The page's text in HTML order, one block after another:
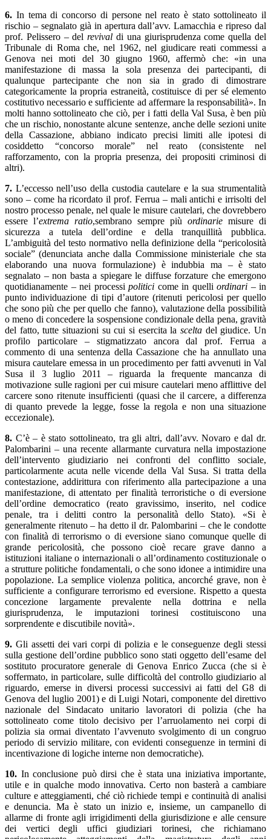
6. In tema di concorso di persone nel reato è stato sottolineato il
rischio – segnalato già in apertura dall’avv. Lamacchia e ripreso dal
prof. Pelissero – delrevival di una giurisprudenza come quella del
Tribunale di Roma che, nel 1962, nel giudicare reati commessi a
Genova nei moti del 30 giugno 1960, affermò che: «in una
manifestazione di massa la sola presenza dei partecipanti, di
qualunque partecipante che non sia in grado di dimostrare
categoricamente la propria estraneità, costituisce di per sé elemento
costitutivo necessario e sufficiente ad affermare la responsabilità». In
molti hanno sottolineato che ciò, per i fatti della Val Susa, è ben più
che un rischio, nonostante alcune sentenze, anche delle sezioni unite
della Cassazione, abbiano indicato precisi limiti alle ipotesi di
cosiddetto “concorso morale” nel reato (consistente nel
rafforzamento, con la propria presenza, dei propositi criminosi di
altri).
7. L’eccesso nell’uso della custodia cautelare e la sua strumentalità
sono – come ha ricordato il prof. Ferrua – mali antichi e irrisolti del
nostro processo penale, nel quale le misure cautelari, che dovrebbero
essere l’extrema ratio,sembrano sempre più ordinarie misure di
sicurezza a tutela dell’ordine e della tranquillità pubblica.
L’ambiguità del testo normativo nella definizione della “pericolosità
sociale” (denunciata anche dalla Commissione ministeriale che sta
elaborando una nuova formulazione) è indubbia ma – è stato
segnalato – non basta a spiegare le diffuse forzature che emergono
quotidianamente – nei processi politici come in quelli ordinari – in
punto individuazione di tipi d’autore (ritenuti pericolosi per quello
che sono più che per quello che fanno), valutazione della possibilità
o meno di concedere la sospensione condizionale della pena, gravità
del fatto, tutte situazioni su cui si esercita la scelta del giudice. Un
profilo particolare – stigmatizzato ancora dal prof. Ferrua a
commento di una sentenza della Cassazione che ha annullato una
misura cautelare emessa in un procedimento per fatti avvenuti in Val
Susa il 3 luglio 2011 – riguarda la frequente mancanza di
motivazione sulle ragioni per cui misure cautelari meno afflittive del
carcere sono ritenute insufficienti (quasi che il carcere, a differenza
di quanto prevede la legge, fosse la regola e non una situazione
eccezionale).
8. C’è – è stato sottolineato, tra gli altri, dall’avv. Novaro e dal dr.
Palombarini – una recente allarmante curvatura nella impostazione
dell’intervento giudiziario nei confronti del conflitto sociale,
particolarmente acuta nelle vicende della Val Susa. Si tratta della
contestazione, addirittura con riferimento alla partecipazione a una
manifestazione, di attentato per finalità terroristiche o di eversione
dell’ordine democratico (reato gravissimo, inserito, nel codice
penale, tra i delitti contro la personalità dello Stato). «Si è
generalmente ritenuto – ha detto il dr. Palombarini – che le condotte
con finalità di terrorismo o di eversione siano comunque quelle di
grande pericolosità, che possono cioè recare grave danno a
istituzioni italiane o internazionali o all’ordinamento costituzionale o
a strutture politiche fondamentali, o che sono idonee a intimidire una
popolazione. La semplice violenza politica, ancorché grave, non è
sufficiente a configurare terrorismo ed eversione. Rispetto a questa
concezione largamente prevalente nella dottrina e nella
giurisprudenza, le imputazioni torinesi costituiscono una
sorprendente e discutibile novità».
9. Gli assetti dei vari corpi di polizia e le conseguenze degli stessi
sulla gestione dell’ordine pubblico sono stati oggetto dell’esame del
sostituto procuratore generale di Genova Enrico Zucca (che si è
soffermato, in particolare, sulle difficoltà del controllo giudiziario al
riguardo, emerse in diversi processi successivi ai fatti del G8 di
Genova del luglio 2001) e di Luigi Notari, componente del direttivo
nazionale del Sindacato unitario lavoratori di polizia (che ha
sottolineato come titolo decisivo per l’arruolamento nei corpi di
polizia sia ormai diventato l’avvenuto svolgimento di un congruo
periodo di servizio militare, con evidenti conseguenze in termini di
incentivazione di logiche interne non democratiche).
10. In conclusione può dirsi che è stata una iniziativa importante,
utile e in qualche modo innovativa. Certo non basterà a cambiare
culture e atteggiamenti, ché ciò richiede tempi e continuità di analisi
e denuncia. Ma è stato un inizio e, insieme, un campanello di
allarme di fronte agli irrigidimenti della giurisdizione e alle censure
dei vertici degli uffici giudiziari torinesi, che richiamano